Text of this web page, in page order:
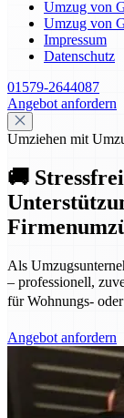
Umzug von
Umzug von
Impressum
Datenschutz
01579-2644087
Angebot anfordern
Umziehen mit
🚚
Als
– professionell,
für Wohnungs-
Angebot anfordern